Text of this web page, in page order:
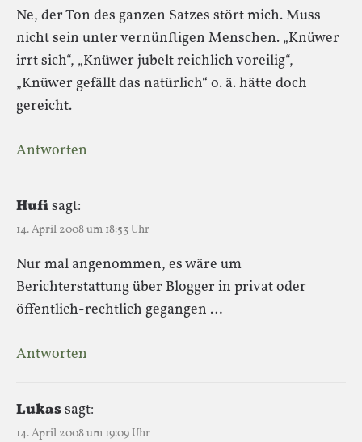
Ne, der Ton des ganzen Satzes stört mich. Muss
nicht sein unter vernünftigen Menschen. „Knüwer
irrt sich“, „Knüwer jubelt reichlich voreilig“,
„Knüwer gefällt das natürlich“ o. ä. hätte doch
gereicht.
Antworten
Hufisagt:
14. April 2008 um 18:53 Uhr
Nur mal angenommen, es wäre um
Berichterstattung über Blogger in privat oder
öffentlich-rechtlich gegangen …
Antworten
Lukassagt:
14. April 2008 um 19:09 Uhr